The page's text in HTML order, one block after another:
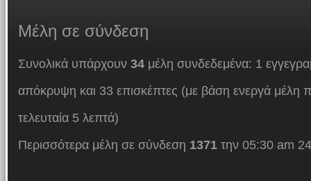
Μέλη σε σύνδεση
Συνολικά υπάρχουν 34μέλη συνδεδεμένα: 1
απόκρυψη και 33 επισκέπτες (με βάση ενεργά μέλη
τελευταία 5 λεπτά)
Περισσότερα μέλη σε σύνδεση 1371την 05:30 am